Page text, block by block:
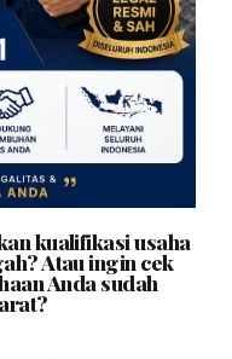
kualifikasi usaha
Atau ingin cek
Anda sudah